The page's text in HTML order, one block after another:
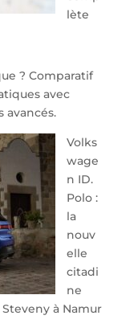
lète
? Comparatif
avec
avancés.
Volks
wage
n ID.
Polo :
la
nouv
elle
citadi
ne
à Namur